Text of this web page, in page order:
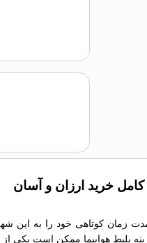
کامل خرید ارزان و آسان
مدت زمان کوتاهی خود را به
بلیط هواپیما ممکن است یکی